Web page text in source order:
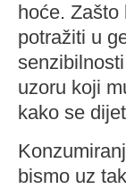
hoće. Zašto
potražiti u
uzoru koji
kako se
bismo uz